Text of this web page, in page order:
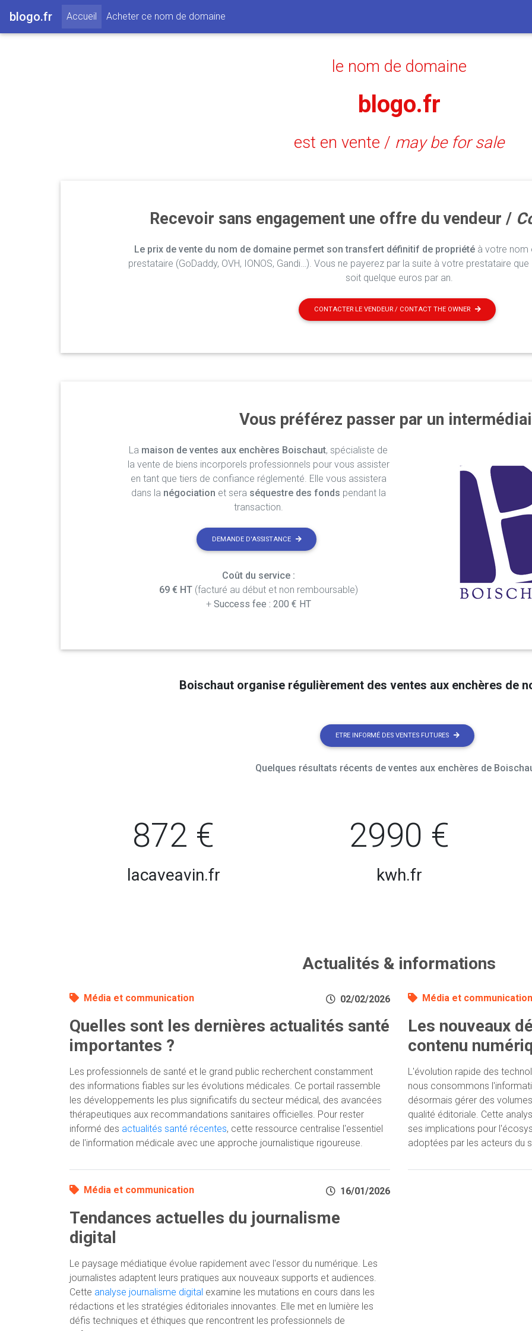
blogo.fr Accueil (current)
Acheter ce nom de domaine
le nom de domaine
blogo.fr
est en vente / may be for sale
Recevoir sans engagement une offre du vendeur /
Le prix de vente du nom de domaine permet son transfert définitif de propriétéà votre nom
prestataire (GoDaddy, OVH, IONOS, Gandi…). Vous ne payerez par la suite à votre prestataire
soit quelque euros par an.
CONTACTER LE VENDEUR / CONTACT THE OWNER
Vous préférez passer par un
La maison de ventes aux enchères Boischaut, spécialiste de
la vente de biens incorporels professionnels pour vous assister
en tant que tiers de confiance réglementé. Elle vous assistera
dans la négociation et sera séquestre des fonds pendant la
transaction.
DEMANDE D'ASSISTANCE
Coût du service :
69 € HT(facturé au début et non remboursable)
+ Success fee : 200 € HT
Boischaut organise régulièrement des ventes aux enchères de
ETRE INFORMÉ DES VENTES FUTURES
Quelques résultats récents de ventes aux enchères de
872 €
lacaveavin.fr
2990 €
kwh.fr
Actualités & informations
Média et communication 02/02/2026
Quelles sont les dernières actualités santé
importantes ?
Les professionnels de santé et le grand public recherchent constamment
des informations fiables sur les évolutions médicales. Ce portail rassemble
les développements les plus significatifs du secteur médical, des avancées
thérapeutiques aux recommandations sanitaires officielles. Pour rester
informé des actualités santé récentes, cette ressource centralise l'essentiel
de l'information médicale avec une approche journalistique rigoureuse.
Média et communication 16/01/2026
Tendances actuelles du journalisme
digital
Le paysage médiatique évolue rapidement avec l'essor du numérique. Les
journalistes adaptent leurs pratiques aux nouveaux supports et audiences.
Cette analyse journalisme digital examine les mutations en cours dans les
rédactions et les stratégies éditoriales innovantes. Elle met en lumière les
défis techniques et éthiques que rencontrent les professionnels de
Média et communication
Les nouveaux
contenu
L'évolution rapide des
nous consommons
désormais gérer des
qualité éditoriale. Cette
ses implications pour
adoptées par les acteurs du